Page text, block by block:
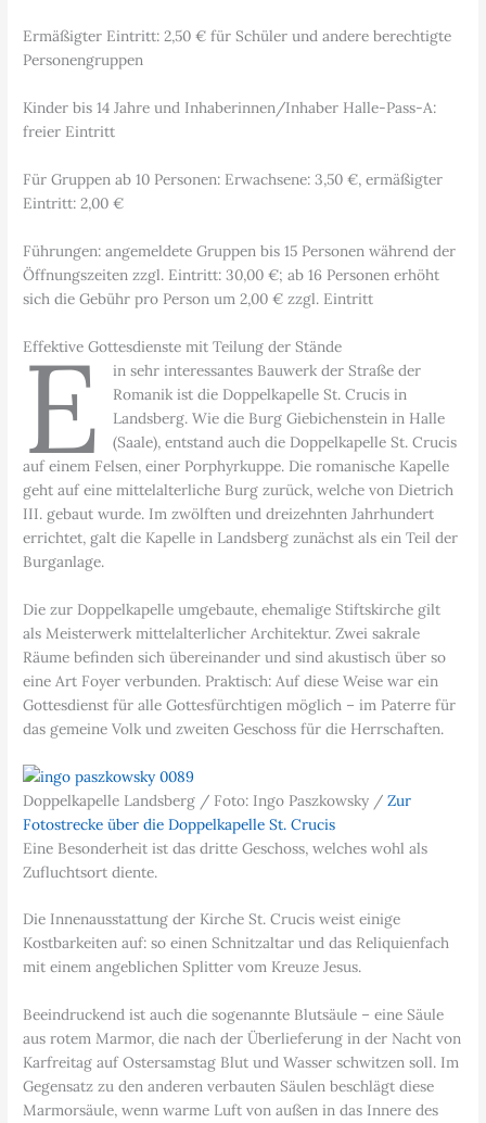
Ermäßigter Eintritt: 2,50 € für Schüler und andere berechtigte
Personengruppen
Kinder bis 14 Jahre und Inhaberinnen/Inhaber Halle-Pass-A:
freier Eintritt
Für Gruppen ab 10 Personen: Erwachsene: 3,50 €, ermäßigter
Eintritt: 2,00 €
Führungen: angemeldete Gruppen bis 15 Personen während der
Öffnungszeiten zzgl. Eintritt: 30,00 €; ab 16 Personen erhöht
sich die Gebühr pro Person um 2,00 € zzgl. Eintritt
Effektive Gottesdienste mit Teilung der Stände
E
in sehr interessantes Bauwerk der Straße der
Romanik ist die Doppelkapelle St. Crucis in
Landsberg. Wie die Burg Giebichenstein in Halle
(Saale), entstand auch die Doppelkapelle St. Crucis
auf einem Felsen, einer Porphyrkuppe. Die romanische Kapelle
geht auf eine mittelalterliche Burg zurück, welche von Dietrich
III. gebaut wurde. Im zwölften und dreizehnten Jahrhundert
errichtet, galt die Kapelle in Landsberg zunächst als ein Teil der
Burganlage.
Die zur Doppelkapelle umgebaute, ehemalige Stiftskirche gilt
als Meisterwerk mittelalterlicher Architektur. Zwei sakrale
Räume befinden sich übereinander und sind akustisch über so
eine Art Foyer verbunden. Praktisch: Auf diese Weise war ein
Gottesdienst für alle Gottesfürchtigen möglich – im Paterre für
das gemeine Volk und zweiten Geschoss für die Herrschaften.
Doppelkapelle Landsberg / Foto: Ingo Paszkowsky /Zur
Fotostrecke über die Doppelkapelle St. Crucis
Eine Besonderheit ist das dritte Geschoss, welches wohl als
Zufluchtsort diente.
Die Innenausstattung der Kirche St. Crucis weist einige
Kostbarkeiten auf: so einen Schnitzaltar und das Reliquienfach
mit einem angeblichen Splitter vom Kreuze Jesus.
Beeindruckend ist auch die sogenannte Blutsäule – eine Säule
aus rotem Marmor, die nach der Überlieferung in der Nacht von
Karfreitag auf Ostersamstag Blut und Wasser schwitzen soll. Im
Gegensatz zu den anderen verbauten Säulen beschlägt diese
Marmorsäule, wenn warme Luft von außen in das Innere des